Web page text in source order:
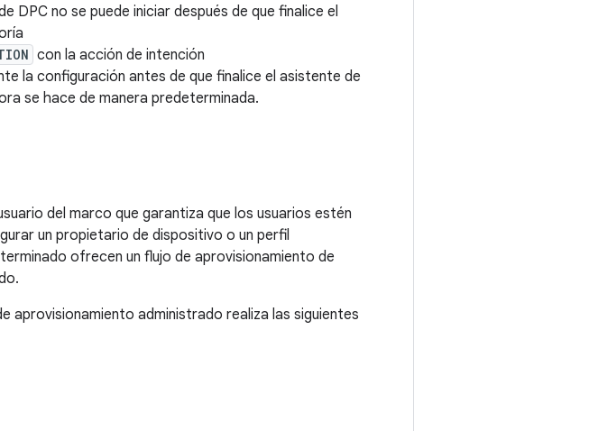
DPC no se puede iniciar después de que finalice el
con la acción de intención
la configuración antes de que finalice el asistente de
se hace de manera predeterminada.
del marco que garantiza que los usuarios estén
un propietario de dispositivo o un perfil
ofrecen un flujo de aprovisionamiento de
aprovisionamiento administrado realiza las siguientes